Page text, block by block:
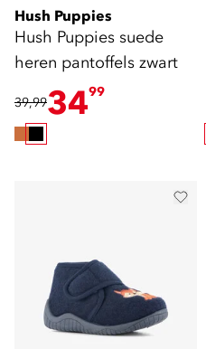
Hush Puppies
Hush Puppies suede
heren pantoffels zwart
39,993499